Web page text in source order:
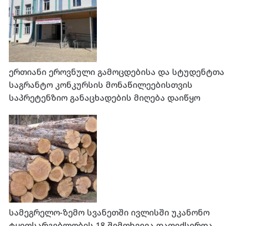
ერთიანი ეროვნული გამოცდებისა და სტუდენტთა
საგრანტო კონკურსის მონაწილეებისთვის
საპრეტენზიო განაცხადების მიღება დაიწყო
სამეგრელო-ზემო სვანეთში ივლისში უკანონო